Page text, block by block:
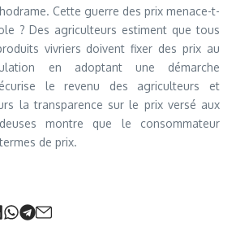
Cette guerre des prix menace-t-
? Des agriculteurs estiment que tous
vivriers doivent fixer des prix au
en adoptant une démarche
le revenu des agriculteurs et
la transparence sur le prix versé aux
montre que le consommateur
de prix.